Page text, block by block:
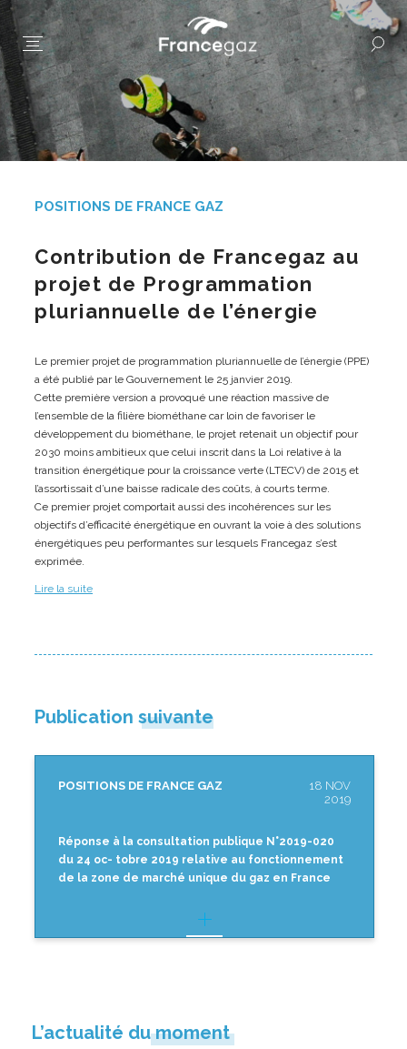
POSITIONS DE FRANCE GAZ
Contribution de Francegaz au
projet de Programmation
pluriannuelle de l’énergie
Le premier projet de programmation pluriannuelle de l’énergie (PPE)
a été publié par le Gouvernement le 25 janvier 2019.
Cette première version a provoqué une réaction massive de
l’ensemble de la filière biométhane car loin de favoriser le
développement du biométhane, le projet retenait un objectif pour
2030 moins ambitieux que celui inscrit dans la Loi relative à la
transition énergétique pour la croissance verte (LTECV) de 2015 et
l’assortissait d’une baisse radicale des coûts, à courts terme.
Ce premier projet comportait aussi des incohérences sur les
objectifs d’efficacité énergétique en ouvrant la voie à des solutions
énergétiques peu performantes sur lesquels Francegaz s’est
exprimée.
Lire la suite
Publication suivante
POSITIONS DE FRANCE GAZ
18 NOV
2019
Réponse à la consultation publique N°2019-020
du 24 oc- tobre 2019 relative au fonctionnement
de la zone de marché unique du gaz en France
L’actualité du moment